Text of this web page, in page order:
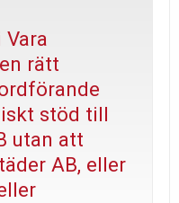
rätt
stöd till
utan att
AB, eller